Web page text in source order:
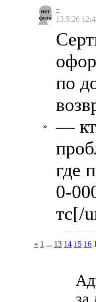
::
13.5.26
»
по
—
где
0-
тс[/
« 1 ... 13 14 15 16